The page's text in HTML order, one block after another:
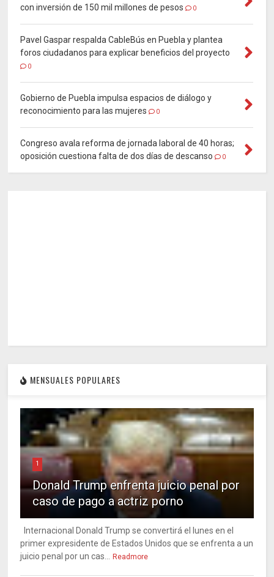
con inversión de 150 mil millones de pesos
0
Pavel Gaspar respalda CableBús en Puebla y plantea
foros ciudadanos para explicar beneficios del proyecto
0
Gobierno de Puebla impulsa espacios de diálogo y
reconocimiento para las mujeres
0
Congreso avala reforma de jornada laboral de 40 horas;
oposición cuestiona falta de dos días de descanso
0
MENSUALES POPULARES
1
Donald Trump enfrenta juicio penal por
caso de pago a actriz porno
Internacional Donald Trump se convertirá el lunes en el
primer expresidente de Estados Unidos que se enfrenta a un
juicio penal por un cas...
Readmore